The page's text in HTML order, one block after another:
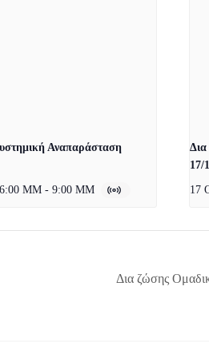
Αναπαράσταση
6:00 ΜΜ - 9:00 ΜΜ
17/
17
Δια ζώσης